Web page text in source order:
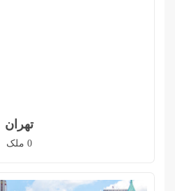
تهران
0 ملک